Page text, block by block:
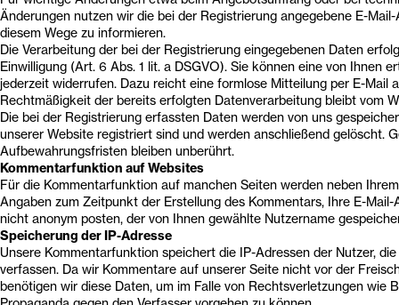
Änderungen nutzen wir die bei der Registrierung angegebene E-
diesem Wege zu informieren.
Die Verarbeitung der bei der Registrierung eingegebenen Daten
Einwilligung (Art. 6 Abs. 1 lit. a DSGVO). Sie können eine von Ihnen
jederzeit widerrufen. Dazu reicht eine formlose Mitteilung per E-Mail
Rechtmäßigkeit der bereits erfolgten Datenverarbeitung bleibt vom
Die bei der Registrierung erfassten Daten werden von uns
unserer Website registriert sind und werden anschließend gelöscht.
Aufbewahrungsfristen bleiben unberührt.
Kommentarfunktion auf Websites
Für die Kommentarfunktion auf manchen Seiten werden neben
Angaben zum Zeitpunkt der Erstellung des Kommentars, Ihre E-Mail-
nicht anonym posten, der von Ihnen gewählte Nutzername
Speicherung der IP-Adresse
Unsere Kommentarfunktion speichert die IP-Adressen der Nutzer,
verfassen. Da wir Kommentare auf unserer Seite nicht vor der
benötigen wir diese Daten, um im Falle von Rechtsverletzungen wie